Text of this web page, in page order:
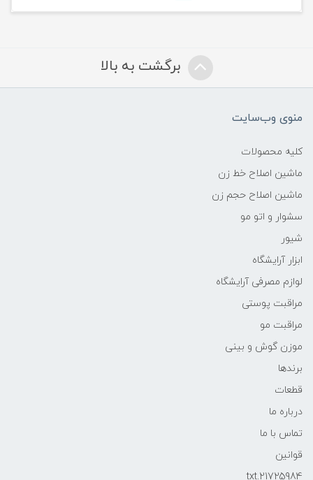
برگشت به بالا
منوی وب‌سایت
کلیه محصولات
ماشین اصلاح خط زن
ماشین اصلاح حجم زن
سشوار و اتو مو
شیور
ابزار آرایشگاه
لوازم مصرفی آرایشگاه
مراقبت پوستی
مراقبت مو
موزن گوش و بینی
برندها
قطعات
درباره ما
تماس با ما
قوانین
21725984.txt